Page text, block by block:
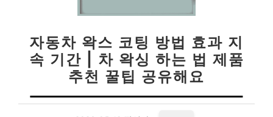
자동차 왁스 코팅 방법 효과 지
속 기간 | 차 왁싱 하는 법 제품
추천 꿀팁 공유해요